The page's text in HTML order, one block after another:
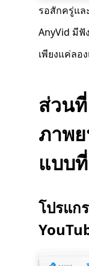
รอสักครู่แล
AnyVid มี
เพียงแค่ลอ
ส่วน
ภาพ
แบบ
โปรแก